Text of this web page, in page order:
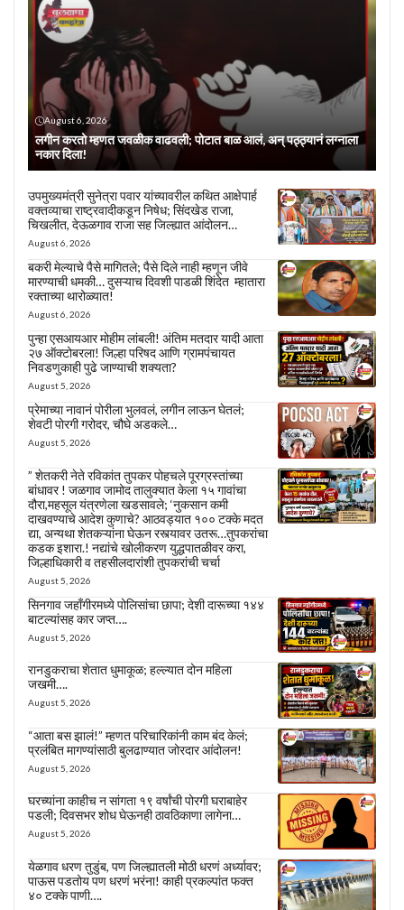
August 6, 2026
लगीन करतो म्हणत जवळीक वाढवली; पोटात बाळ आलं, अन् पठ्ठ्यानं लग्नाला
नकार दिला!
उपमुख्यमंत्री सुनेत्रा पवार यांच्यावरील कथित आक्षेपार्ह
वक्तव्याचा राष्ट्रवादीकडून निषेध; सिंदखेड राजा,
चिखलीत, देऊळगाव राजा सह जिल्ह्यात आंदोलन…
August 6, 2026
बकरी मेल्याचे पैसे मागितले; पैसे दिले नाही म्हणून जीवे
मारण्याची धमकी… दुसऱ्याच दिवशी पाडळी शिंदेत म्हातारा
रक्ताच्या थारोळ्यात!
August 6, 2026
पुन्हा एसआयआर मोहीम लांबली! अंतिम मतदार यादी आता
२७ ऑक्टोबरला! जिल्हा परिषद आणि ग्रामपंचायत
निवडणुकाही पुढे जाण्याची शक्यता?
August 5, 2026
प्रेमाच्या नावानं पोरीला भुलवलं, लगीन लाऊन घेतलं;
शेवटी पोरगी गरोदर, चौघे अडकले…
August 5, 2026
” शेतकरी नेते रविकांत तुपकर पोहचले पूरग्रस्तांच्या
बांधावर ! जळगाव जामोद तालुक्यात केला १५ गावांचा
दौरा,महसूल यंत्रणेला खडसावले; ‘नुकसान कमी
दाखवण्याचे आदेश कुणाचे? आठवड्यात १०० टक्के मदत
द्या, अन्यथा शेतकऱ्यांना घेऊन रस्त्यावर उतरू…तुपकरांचा
कडक इशारा.! नद्यांचे खोलीकरण युद्धपातळीवर करा,
जिल्हाधिकारी व तहसीलदारांशी तुपकरांची चर्चा
August 5, 2026
सिनगाव जहाँगीरमध्ये पोलिसांचा छापा; देशी दारूच्या १४४
बाटल्यांसह कार जप्त….
August 5, 2026
रानडुकराचा शेतात धुमाकूळ; हल्ल्यात दोन महिला
जखमी….
August 5, 2026
“आता बस झालं!” म्हणत परिचारिकांनी काम बंद केलं;
प्रलंबित मागण्यांसाठी बुलढाण्यात जोरदार आंदोलन!
August 5, 2026
घरच्यांना काहीच न सांगता १९ वर्षांची पोरगी घराबाहेर
पडली; दिवसभर शोध घेऊनही ठावठिकाणा लागेना…
August 5, 2026
येळगाव धरण तुडुंब, पण जिल्ह्यातली मोठी धरणं अर्ध्यावर;
पाऊस पडतोय पण धरणं भरंना! काही प्रकल्पांत फक्त
४० टक्के पाणी….